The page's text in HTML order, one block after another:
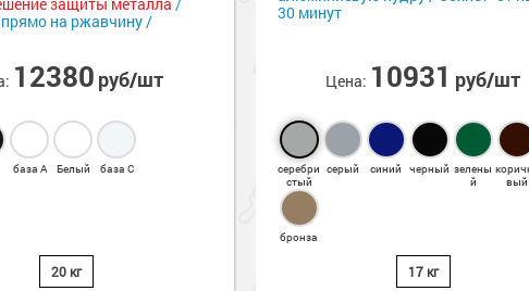
товары
товары
стен
товары
товары
товары
товары
на ржавчину /
12380 руб/шт
база А Белый база С
20 кг
30 минут
Цена: 10931 руб/шт
серебри
стый
серый синий черный зелены
й
вый
бронза
17 кг